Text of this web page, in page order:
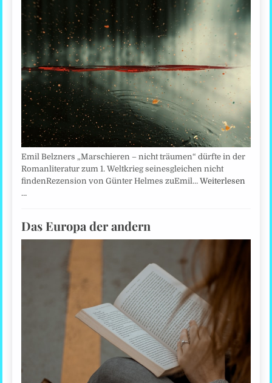
Emil Belzners „Marschieren – nicht träumen“ dürfte in der
Romanliteratur zum 1. Weltkrieg seinesgleichen nicht
findenRezension von Günter Helmes zuEmil…Weiterlesen
…
Das Europa der andern